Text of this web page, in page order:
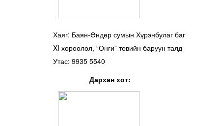
Хаяг: Баян-Өндөр сумын Хүрэнбулаг баг
XI хороолол, “Онги” төвийн баруун талд
Утас: 9935 5540
Дархан хот: